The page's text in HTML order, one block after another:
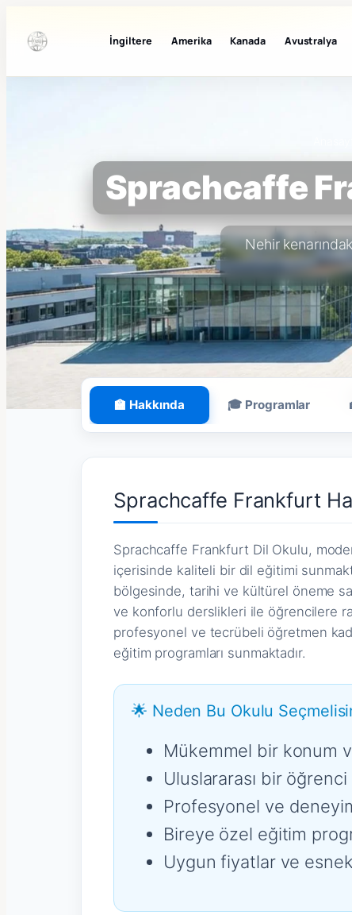
İngiltere Amerika Kanada Avustralya
Sprachcaffe
Nehir
🏫 Hakkında 🎓 Programlar
Sprachcaffe Frankfurt
Sprachcaffe Frankfurt Dil Okulu,
içerisinde kaliteli bir dil eğitimi
bölgesinde, tarihi ve kültürel öneme
ve konforlu derslikleri ile öğrencilere
profesyonel ve tecrübeli öğretmen
eğitim programları sunmaktadır.
🌟 Neden Bu Okulu
Mükemmel bir konum
Uluslararası bir öğrenci
Profesyonel ve
Bireye özel eğitim
Uygun fiyatlar ve